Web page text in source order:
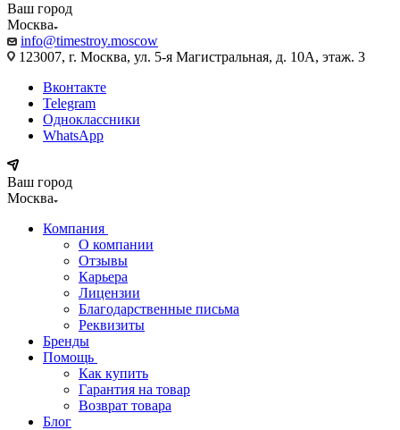
Ваш город
Москва
info@timestroy.moscow
123007, г. Москва, ул. 5-я Магистральная, д. 10А, этаж. 3
Вконтакте
Telegram
Одноклассники
WhatsApp
Ваш город
Москва
Компания
О компании
Отзывы
Карьера
Лицензии
Благодарственные письма
Реквизиты
Бренды
Помощь
Как купить
Гарантия на товар
Возврат товара
Блог